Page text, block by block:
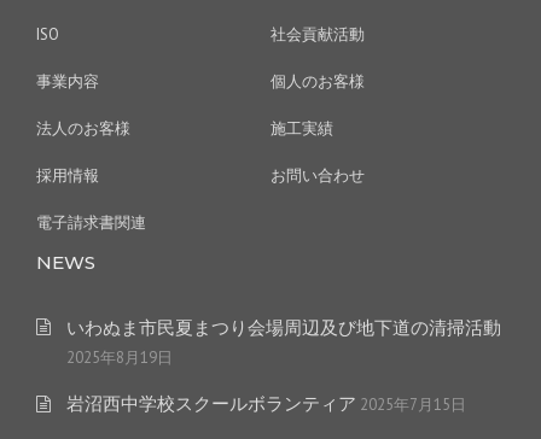
ISO 社会貢献活動
事業内容 個人のお客様
法人のお客様 施工実績
採用情報 お問い合わせ
電子請求書関連
NEWS
いわぬま市民夏まつり会場周辺及び地下道の清掃活動
2025年8月19日
岩沼西中学校スクールボランティア 2025年7月15日